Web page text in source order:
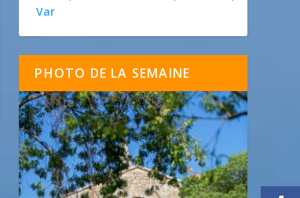
Var
PHOTO DE LA SEMAINE